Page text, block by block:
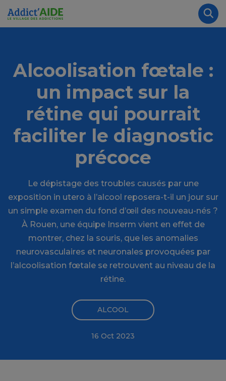
Aller au contenu principal
Alcoolisation fœtale :
un impact sur la
rétine qui pourrait
faciliter le diagnostic
précoce
Le dépistage des troubles causés par une
exposition in utero à l’alcool reposera-t-il un jour sur
un simple examen du fond d’œil des nouveau-nés ?
À Rouen, une équipe Inserm vient en effet de
montrer, chez la souris, que les anomalies
neurovasculaires et neuronales provoquées par
l’alcoolisation fœtale se retrouvent au niveau de la
rétine.
ALCOOL
16 Oct 2023
Panneau de gestion des cookies